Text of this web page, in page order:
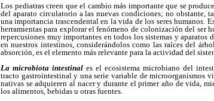
Los pediatras creen que el cambio más importante que se
del aparato circulatorio a las nuevas condiciones; no obstante,
una importancia trascendental en la vida de los seres humanos.
herramientas para explorar el fenómeno de colonización del ser
repercusiones muy importantes en todos los sistemas y aparatos
en nuestros intestinos, considerándolos como las raíces del
absorción, es el elemento más relevante para la actividad del
La microbiota intestinal es el ecosistema microbiano del
tracto gastrointestinal y una serie variable de microorganismos
nativas se adquieren al nacer y durante el primer año de vida,
los alimentos, bebidas u otras fuentes.